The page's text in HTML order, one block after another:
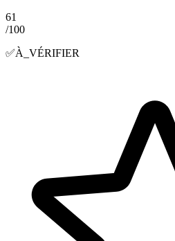
61
/100
✅À_VÉRIFIER